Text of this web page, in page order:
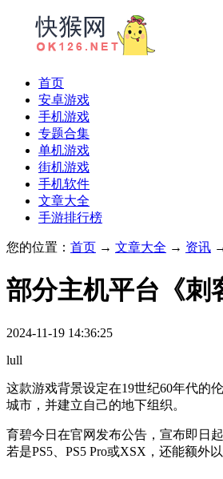
首页
安卓游戏
手机游戏
专题合集
单机游戏
街机游戏
手机软件
文章大全
手游排行榜
您的位置： 首页 → 文章大全 → 资讯
部分主机平台《刺
2024-11-19 14:36:25
lull
这款游戏背景设定在19世纪60年代的
城市，并建立自己的地下组织。
育碧今日在官网发布公告，宣布即日
若是PS5、PS5 Pro或XSX，还能额外